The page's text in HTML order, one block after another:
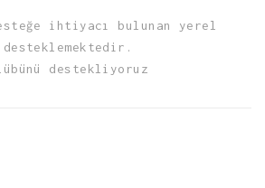
ihtiyacı bulunan yerel
destekliyoruz